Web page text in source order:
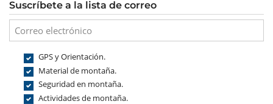
Suscríbete a la lista de correo
GPS y Orientación.
Material de montaña.
Seguridad en montaña.
Actividades de montaña.